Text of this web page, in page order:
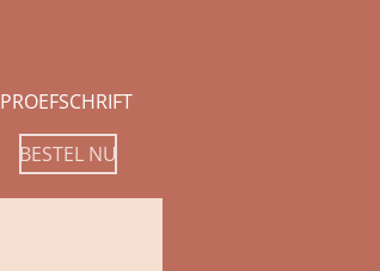
PROEFSCHRIFT
BESTEL NU